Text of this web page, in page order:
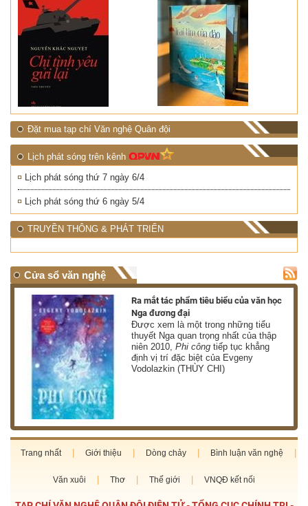
Đặt mua tạp chí Văn nghệ Quân đội
Lịch phát sóng trên kênh
Lịch phát sóng thứ 7 ngày 6/4
Lịch phát sóng thứ 6 ngày 5/4
TRUYỀN THÔNG & PHÁT TRIỂN
Cửa sổ văn nghệ
Ra mắt tác phẩm tiêu biểu của văn học
Nga đương đại
Được xem là một trong những tiểu
thuyết Nga quan trọng nhất của thập
niên 2010,Phi công tiếp tục khẳng
định vị trí đặc biệt của Evgeny
Vodolazkin (THÙY CHI)
Trang nhất Giới thiệu Dòng chảy Bình luận văn nghệ
Văn xuôi Thơ Thế giới VNQĐ kết nối